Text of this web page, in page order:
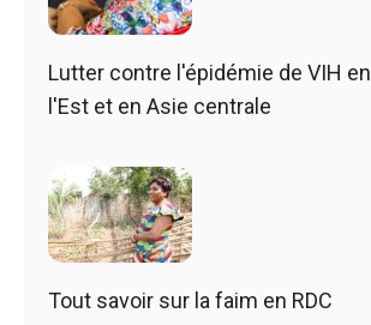
Lutter contre l'épidémie de VIH
l'Est et en Asie centrale
Tout savoir sur la faim en RDC